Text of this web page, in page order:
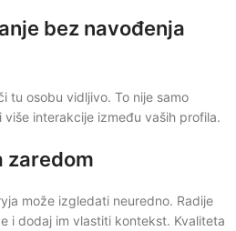
bez navođenja
tu osobu vidljivo. To nije samo
interakcije između vaših profila.
zaredom
može izgledati neuredno. Radije
i dodaj im vlastiti kontekst. Kvaliteta